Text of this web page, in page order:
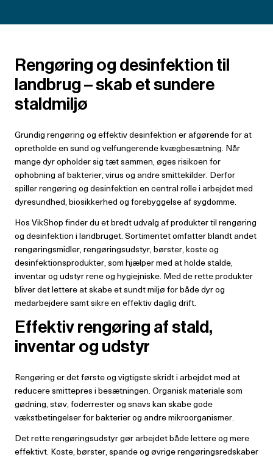
Rengøring og desinfektion til
landbrug – skab et sundere
staldmiljø
Grundig rengøring og effektiv desinfektion er afgørende for at
opretholde en sund og velfungerende kvægbesætning. Når
mange dyr opholder sig tæt sammen, øges risikoen for
ophobning af bakterier, virus og andre smittekilder. Derfor
spiller rengøring og desinfektion en central rolle i arbejdet med
dyresundhed, biosikkerhed og forebyggelse af sygdomme.
Hos VikShop finder du et bredt udvalg af produkter til rengøring
og desinfektion i landbruget. Sortimentet omfatter blandt andet
rengøringsmidler, rengøringsudstyr, børster, koste og
desinfektionsprodukter, som hjælper med at holde stalde,
inventar og udstyr rene og hygiejniske. Med de rette produkter
bliver det lettere at skabe et sundt miljø for både dyr og
medarbejdere samt sikre en effektiv daglig drift.
Effektiv rengøring af stald,
inventar og udstyr
Rengøring er det første og vigtigste skridt i arbejdet med at
reducere smittepres i besætningen. Organisk materiale som
gødning, støv, foderrester og snavs kan skabe gode
vækstbetingelser for bakterier og andre mikroorganismer.
Det rette rengøringsudstyr gør arbejdet både lettere og mere
effektivt. Koste, børster, spande og øvrige rengøringsredskaber